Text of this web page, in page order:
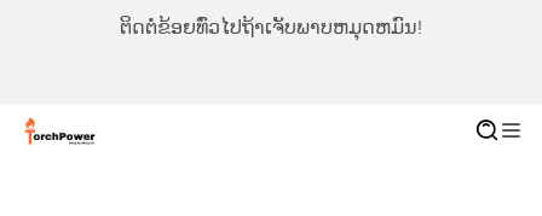
ຕິດຕໍ່ຂ້ອຍທົ່ວໄປຖ້າເຈັບພາບຫມຸດຫມົນ!